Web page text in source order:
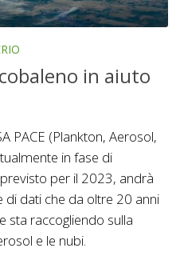
in aiuto
PACE (Plankton, Aerosol,
in fase di
per il 2023, andrà
di dati che da oltre 20 anni
sta raccogliendo sulla
e le nubi.